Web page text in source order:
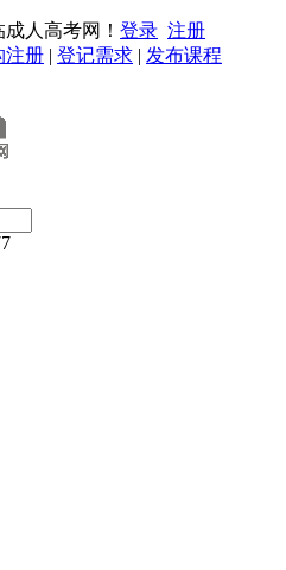
人高考网！ 登录 注册
注册 | 登记需求 | 发布课程